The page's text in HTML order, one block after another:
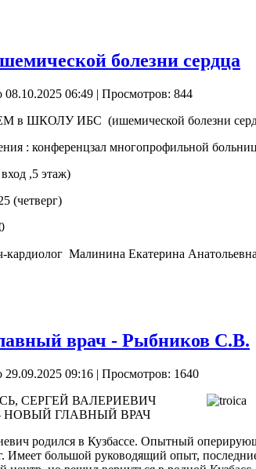
болезни сердца
06:49 | Просмотров: 844
ШКОЛУ ИБС (ишемической болезни
: конференцзал многопрофильной
,5 этаж)
(четверг)
кардиолог Малинина Екатерина Анатольевна
врач - Рыбников С.В.
09:16 | Просмотров: 1640
СЕРГЕЙ ВАЛЕРИЕВИЧ
НОВЫЙ ГЛАВНЫЙ ВРАЧ
родился в Кузбассе. Опытный
Имеет большой руководящий опыт,